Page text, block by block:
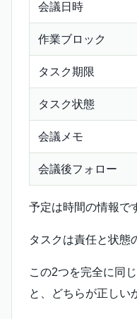
会議日時
作業ブロック
タスク期限
タスク状態
会議メモ
会議後フォロー
予定は時間の情報で
タスクは責任と状態
この2つを完全に同
と、どちらが正しい